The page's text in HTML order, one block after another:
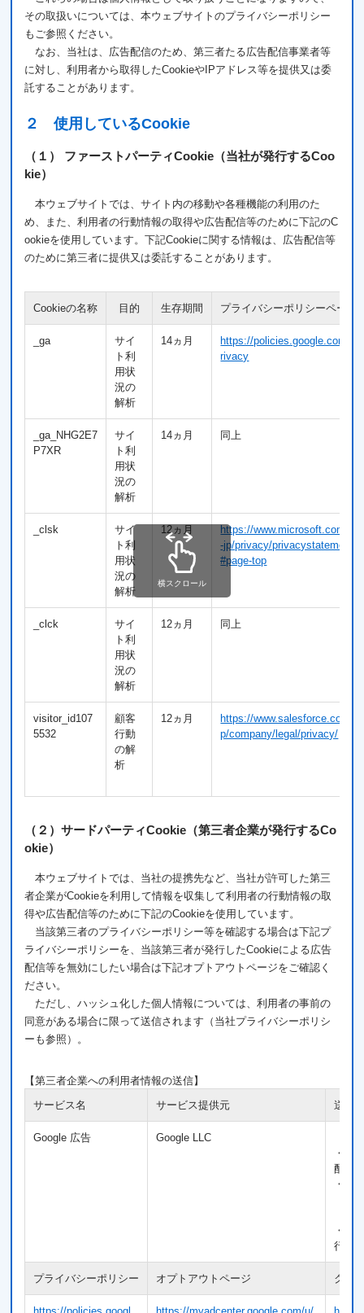
その取扱いについては、本ウェブサイトのプライバシーポリシー
もご参照ください。
なお、当社は、広告配信のため、第三者たる広告配信事業者等
に対し、利用者から取得したCookieやIPアドレス等を提供又は委
託することがあります。
２ 使用しているCookie
（１） ファーストパーティCookie（当社が発行するCoo
kie）
本ウェブサイトでは、サイト内の移動や各種機能の利用のた
め、また、利用者の行動情報の取得や広告配信等のために下記のC
ookieを使用しています。下記Cookieに関する情報は、広告配信等
のために第三者に提供又は委託することがあります。
Cookieの名称 目的 生存期間 プライバシーポリシーページ
_ga
サイ
ト利
用状
況の
解析
14ヵ月
https://policies.google.com/p
rivacy
_ga_NHG2E7
P7XR
サイ
ト利
用状
況の
解析
14ヵ月 同上
_clsk
サイ
ト利
用状
況の
解析
12ヵ月
https://www.microsoft.com/ja
-jp/privacy/privacystatement
#page-top
_clck
サイ
ト利
用状
況の
解析
12ヵ月 同上
visitor_id107
5532
顧客
行動
の解
析
12ヵ月
https://www.salesforce.com/j
p/company/legal/privacy/
横スクロール
（２）サードパーティCookie（第三者企業が発行するCo
okie）
本ウェブサイトでは、当社の提携先など、当社が許可した第三
者企業がCookieを利用して情報を収集して利用者の行動情報の取
得や広告配信等のために下記のCookieを使用しています。
当該第三者のプライバシーポリシー等を確認する場合は下記プ
ライバシーポリシーを、当該第三者が発行したCookieによる広告
配信等を無効にしたい場合は下記オプトアウトページをご確認く
ださい。
ただし、ハッシュ化した個人情報については、利用者の事前の
同意がある場合に限って送信されます（当社プライバシーポリシ
ーも参照）。
【第三者企業への利用者情報の送信】
サービス名
サービス提供元 送信
Google 広告 Google LLC
・利
配信
・広
・
行動
プライバシーポリシー オプトアウトページ クッ